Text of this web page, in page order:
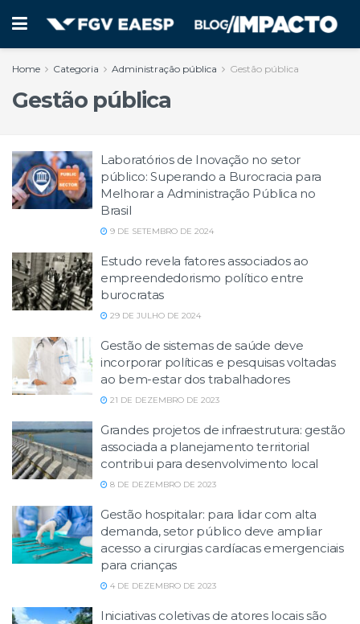
Home Categoria Administração pública Gestão pública
Gestão pública
Laboratórios de Inovação no setor
público: Superando a Burocracia para
Melhorar a Administração Pública no
Brasil
9 DE SETEMBRO DE 2024
Estudo revela fatores associados ao
empreendedorismo político entre
burocratas
29 DE JULHO DE 2024
Gestão de sistemas de saúde deve
incorporar políticas e pesquisas voltadas
ao bem-estar dos trabalhadores
21 DE DEZEMBRO DE 2023
Grandes projetos de infraestrutura: gestão
associada a planejamento territorial
contribui para desenvolvimento local
8 DE DEZEMBRO DE 2023
Gestão hospitalar: para lidar com alta
demanda, setor público deve ampliar
acesso a cirurgias cardíacas emergenciais
para crianças
4 DE DEZEMBRO DE 2023
Iniciativas coletivas de atores locais são